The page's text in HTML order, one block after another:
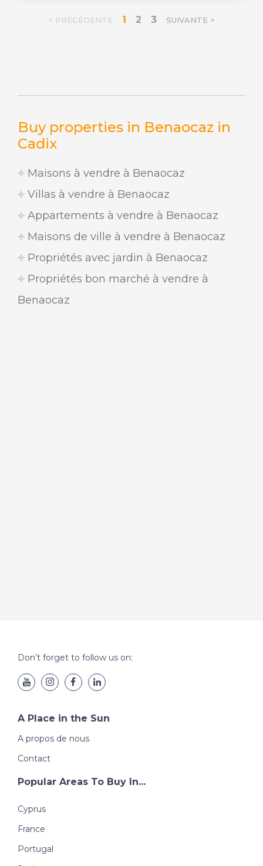
Buy properties in Benaocaz in
Cadix
Maisons à vendre à Benaocaz
Villas à vendre à Benaocaz
Appartements à vendre à Benaocaz
Maisons de ville à vendre à Benaocaz
Propriétés avec jardin à Benaocaz
Propriétés bon marché à vendre à
Benaocaz
< PRÉCÉDENTE 1 2 3 SUIVANTE >
Don’t forget to follow us on:
A Place in the Sun
A propos de nous
Contact
Popular Areas To Buy In...
Cyprus
France
Portugal